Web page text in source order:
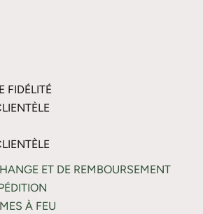
FIDÉLITÉ
ET DE REMBOURSEMENT
À FEU